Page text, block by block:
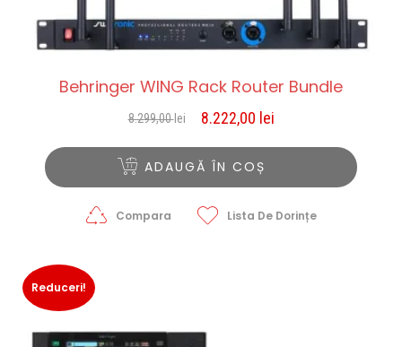
Behringer WING Rack Router Bundle
8.299,00lei
Prețul
a
8.299,00 lei.
8.222,00 lei
ADAUGĂ ÎN COȘ
Compara Lista De Dorințe
Reduceri!